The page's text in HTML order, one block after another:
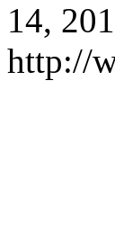
14,
http://